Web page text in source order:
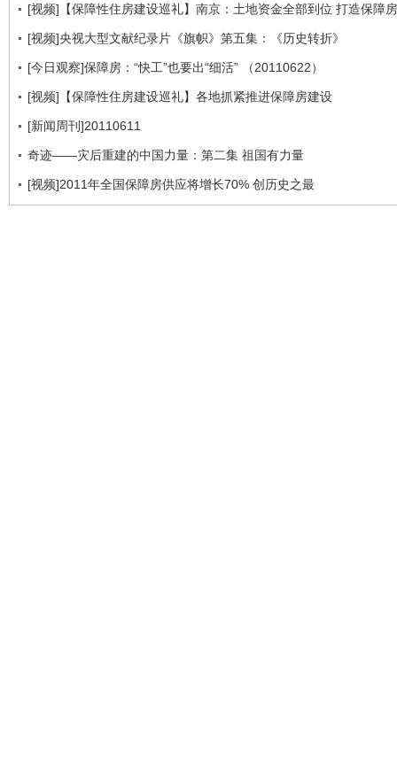
[视频]【保障性住房建设巡礼】南京：土地资金全部到位 打造保障
[视频]央视大型文献纪录片《旗帜》第五集：《历史转折》
[今日观察]保障房：“快工”也要出“细活” （20110622）
[视频]【保障性住房建设巡礼】各地抓紧推进保障房建设
[新闻周刊]20110611
奇迹——灾后重建的中国力量：第二集 祖国有力量
[视频]2011年全国保障房供应将增长70% 创历史之最